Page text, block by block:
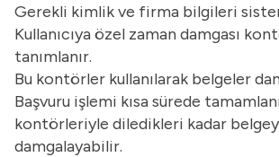
Gerekli kimlik ve firma bilgileri
Kullanıcıya özel zaman damgası
tanımlanır.
Bu kontörler kullanılarak belgeler
Başvuru işlemi kısa sürede
kontörleriyle diledikleri kadar
damgalayabilir.